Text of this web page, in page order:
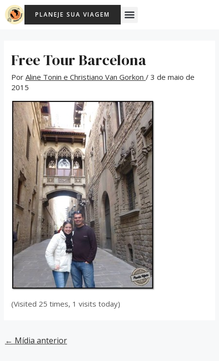
para
PLANEJE SUA VIAGEM Menu
Free Tour Barcelona
PorAline Tonin e Christiano Van Gorkon/3 de maio de
2015
(Visited 25 times, 1 visits today)
Post
navigation
← Mídia anterior